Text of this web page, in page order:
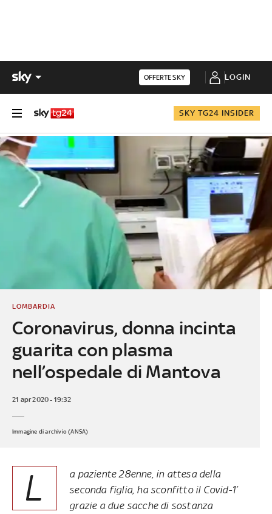
OFFERTE SKY LOGIN
SKY TG24 INSIDER
Coronavirus, donna incinta
guarita con plasma
nell’ospedale di Mantova
LOMBARDIA
21 apr 2020 - 19:32
Immagine di archivio (ANSA)
L
a paziente 28enne, in attesa della
seconda figlia, ha sconfitto il Covid-1’
grazie a due sacche di sostanza